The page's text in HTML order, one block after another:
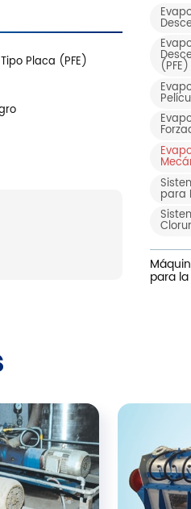
Placa (PFE)
(PFE)
para
para